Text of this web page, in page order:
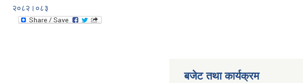
२०८२।०८३
बजेट तथा कार्यक्रम